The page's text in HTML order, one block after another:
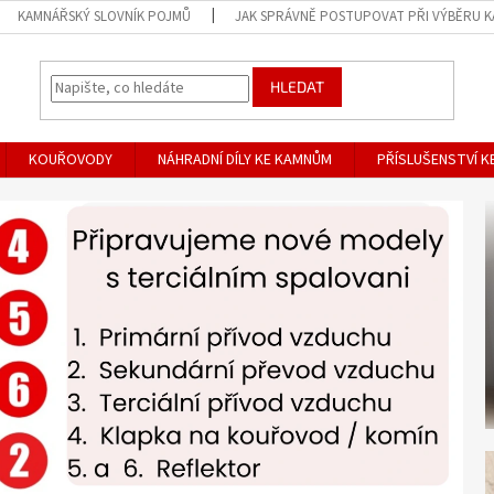
KAMNÁŘSKÝ SLOVNÍK POJMŮ JAK SPRÁVNĚ POSTUPOVAT PŘI VÝBĚRU
HLEDAT
KOUŘOVODY NÁHRADNÍ DÍLY KE KAMNŮM PŘÍSLUŠENSTVÍ